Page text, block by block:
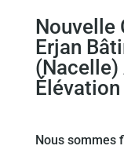
Nouvelle
Erjan
Nous sommes